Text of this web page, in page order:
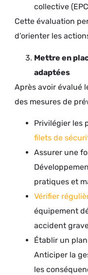
collective
Cette évaluation
d’orienter les
Mettre en
adaptées
Après avoir évalué
des mesures de
Privilégier les
filets de
Assurer une
pratiques et
Vérifier
équipement
accident
Établir un
Anticiper la
les